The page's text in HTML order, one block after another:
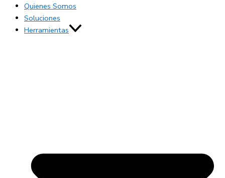
Quienes Somos
Soluciones
Herramientas